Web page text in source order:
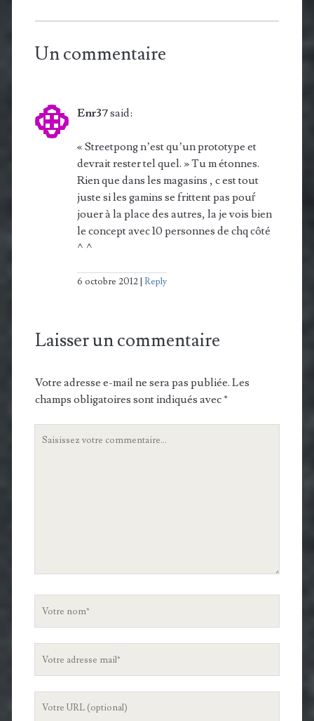
Un commentaire
Enr37said:
« Streetpong n’est qu’un prototype et
devrait rester tel quel. » Tu m étonnes.
Rien que dans les magasins , c est tout
juste si les gamins se frittent pas pouŕ
jouer à la place des autres, la je vois bien
le concept avec 10 personnes de chq côté
^^
6 octobre 2012 Reply
Laisser un commentaire
Votre adresse e-mail ne sera pas publiée. Les
champs obligatoires sont indiqués avec*
L'URL